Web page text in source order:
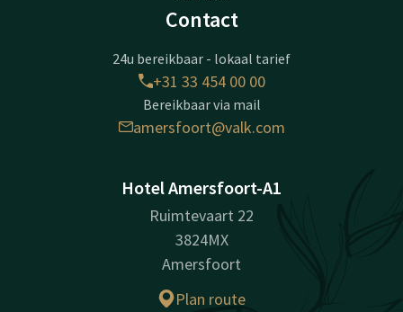
Contact
24u bereikbaar - lokaal tarief
+31 33 454 00 00
Bereikbaar via mail
amersfoort@valk.com
Hotel Amersfoort-A1
Ruimtevaart 22
3824MX
Amersfoort
Plan route